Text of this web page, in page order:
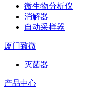
微生物分析仪
消解器
自动采样器
厦门致微
灭菌器
产品中心